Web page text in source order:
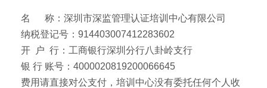
名 称：深圳市深监管理认证培训中心有限公司
纳税登记号：914403007412283602
开 户 行：工商银行深圳分行八卦岭支行
银 行 账号：4000020819200066645
费用请直接对公支付，培训中心没有委托任何个人收